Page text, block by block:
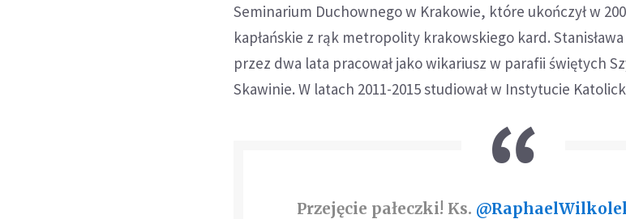
Seminarium Duchownego w Krakowie, które ukończył w
kapłańskie z rąk metropolity krakowskiego kard.
przez dwa lata pracował jako wikariusz w parafii świętych
Skawinie. W latach 2011-2015 studiował w Instytucie
Przejęcie pałeczki! Ks.